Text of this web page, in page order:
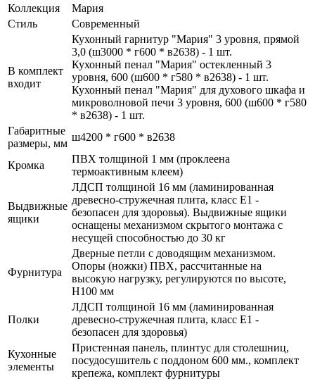
Коллекция
Мария
Стиль
Современный
В комплект
входит
Кухонный гарнитур "Мария" 3 уровня, прямой
3,0 (ш3000 * г600 * в2638) - 1 шт.
Кухонный пенал "Мария" остекленный 3
уровня, 600 (ш600 * г580 * в2638) - 1 шт.
Кухонный пенал "Мария" для духового шкафа и
микроволновой печи 3 уровня, 600 (ш600 * г580
* в2638) - 1 шт.
Габаритные
размеры, мм
ш4200 * г600 * в2638
Кромка
ПВХ толщиной 1 мм (проклеена
термоактивным клеем)
Выдвижные
ящики
ЛДСП толщиной 16 мм (ламинированная
древесно-стружечная плита, класс E1 -
безопасен для здоровья). Выдвижные ящики
оснащены механизмом скрытого монтажа с
несущей способностью до 30 кг
Фурнитура
Дверные петли с доводящим механизмом.
Опоры (ножки) ПВХ, рассчитанные на
высокую нагрузку, регулируются по высоте,
H100 мм
Полки
ЛДСП толщиной 16 мм (ламинированная
древесно-стружечная плита, класс E1 -
безопасен для здоровья)
Кухонные
элементы
Пристенная панель, плинтус для столешниц,
посудосушитель с поддоном 600 мм., комплект
крепежа, комплект фурнитуры